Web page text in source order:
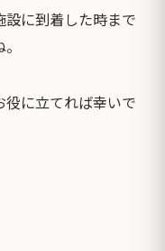
に到着した時まで
役に立てれば幸いで